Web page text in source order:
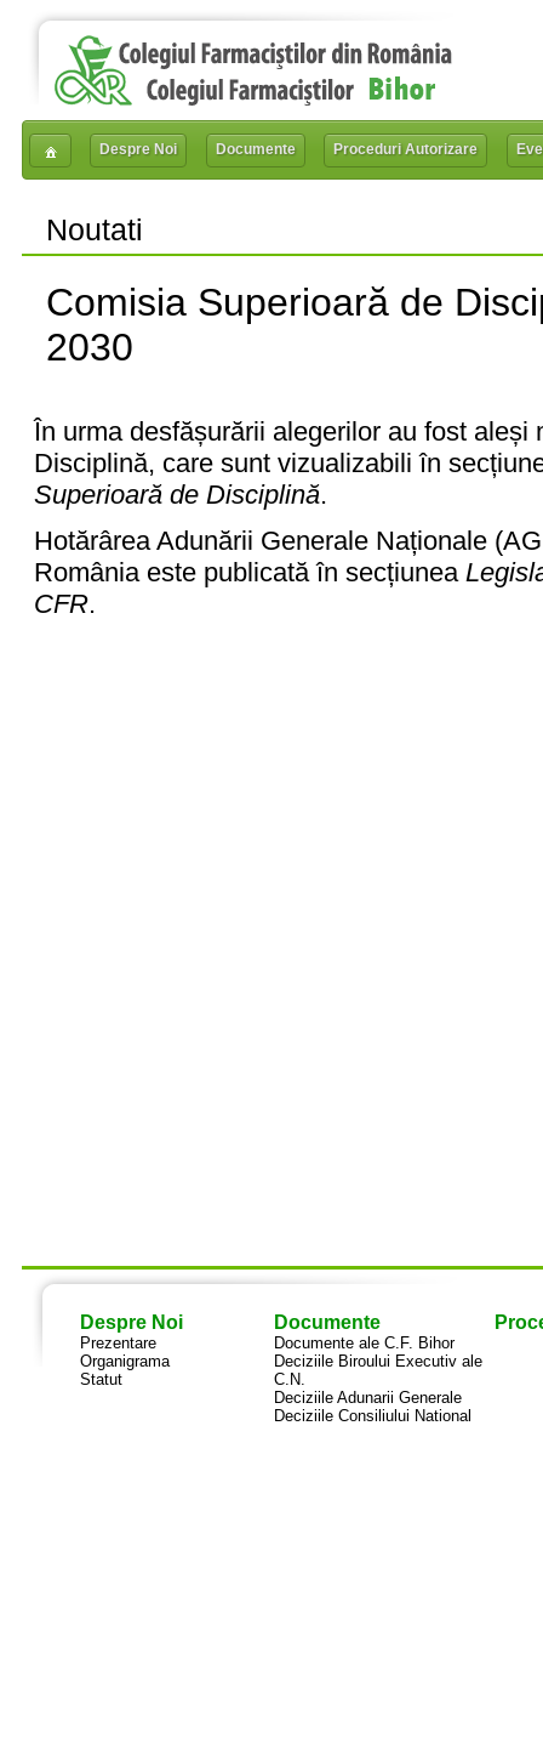
Despre Noi Documente Proceduri Autorizare
Noutati
Comisia Superioară de
2030
În urma desfășurării alegerilor au fost
Disciplină, care sunt vizualizabili în
Superioară de Disciplină.
Hotărârea Adunării Generale Naționale
România este publicată în secțiunea
CFR.
Despre Noi
Prezentare
Organigrama
Statut
Documente
Documente ale C.F. Bihor
Deciziile Biroului Executiv ale
C.N.
Deciziile Adunarii Generale
Deciziile Consiliului National